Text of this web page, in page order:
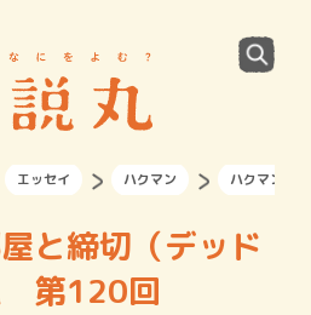
エッセイ ハクマン ハクマン 部
と締切（デッド
第120回